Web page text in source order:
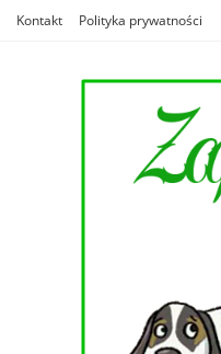
Kontakt Polityka prywatności